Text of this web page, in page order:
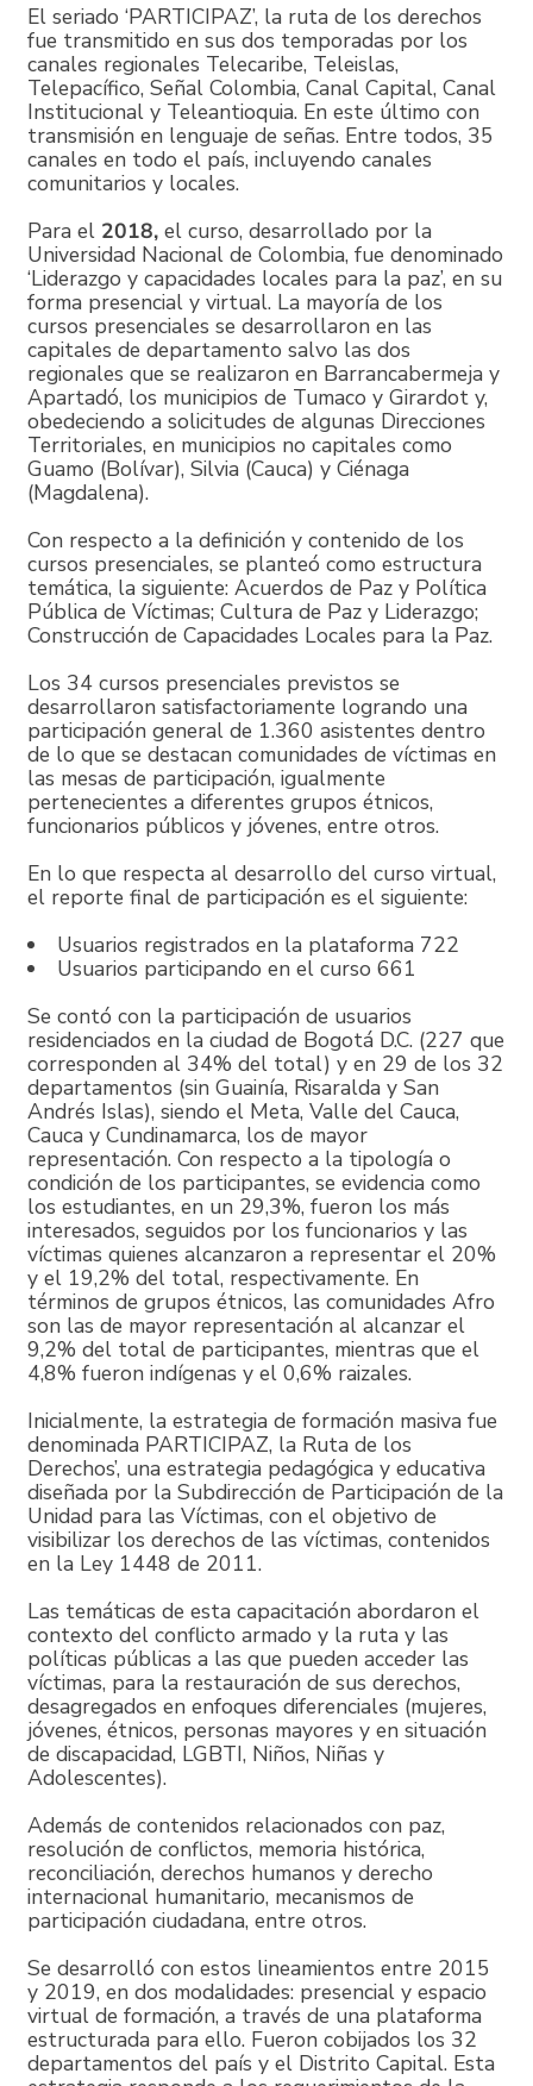
El seriado ‘PARTICIPAZ’, la ruta de los derechos
fue transmitido en sus dos temporadas por los
canales regionales Telecaribe, Teleislas,
Telepacífico, Señal Colombia, Canal Capital, Canal
Institucional y Teleantioquia. En este último con
transmisión en lenguaje de señas. Entre todos, 35
canales en todo el país, incluyendo canales
comunitarios y locales.
Para el 2018, el curso, desarrollado por la
Universidad Nacional de Colombia, fue denominado
‘Liderazgo y capacidades locales para la paz’, en su
forma presencial y virtual. La mayoría de los
cursos presenciales se desarrollaron en las
capitales de departamento salvo las dos
regionales que se realizaron en Barrancabermeja y
Apartadó, los municipios de Tumaco y Girardot y,
obedeciendo a solicitudes de algunas Direcciones
Territoriales, en municipios no capitales como
Guamo (Bolívar), Silvia (Cauca) y Ciénaga
(Magdalena).
Con respecto a la definición y contenido de los
cursos presenciales, se planteó como estructura
temática, la siguiente: Acuerdos de Paz y Política
Pública de Víctimas; Cultura de Paz y Liderazgo;
Construcción de Capacidades Locales para la Paz.
Los 34 cursos presenciales previstos se
desarrollaron satisfactoriamente logrando una
participación general de 1.360 asistentes dentro
de lo que se destacan comunidades de víctimas en
las mesas de participación, igualmente
pertenecientes a diferentes grupos étnicos,
funcionarios públicos y jóvenes, entre otros.
En lo que respecta al desarrollo del curso virtual,
el reporte final de participación es el siguiente:
Usuarios registrados en la plataforma 722
Usuarios participando en el curso 661
Se contó con la participación de usuarios
residenciados en la ciudad de Bogotá D.C. (227 que
corresponden al 34% del total) y en 29 de los 32
departamentos (sin Guainía, Risaralda y San
Andrés Islas), siendo el Meta, Valle del Cauca,
Cauca y Cundinamarca, los de mayor
representación. Con respecto a la tipología o
condición de los participantes, se evidencia como
los estudiantes, en un 29,3%, fueron los más
interesados, seguidos por los funcionarios y las
víctimas quienes alcanzaron a representar el 20%
y el 19,2% del total, respectivamente. En
términos de grupos étnicos, las comunidades Afro
son las de mayor representación al alcanzar el
9,2% del total de participantes, mientras que el
4,8% fueron indígenas y el 0,6% raizales.
Inicialmente, la estrategia de formación masiva fue
denominada PARTICIPAZ, la Ruta de los
Derechos’, una estrategia pedagógica y educativa
diseñada por la Subdirección de Participación de la
Unidad para las Víctimas, con el objetivo de
visibilizar los derechos de las víctimas, contenidos
en la Ley 1448 de 2011.
Las temáticas de esta capacitación abordaron el
contexto del conflicto armado y la ruta y las
políticas públicas a las que pueden acceder las
víctimas, para la restauración de sus derechos,
desagregados en enfoques diferenciales (mujeres,
jóvenes, étnicos, personas mayores y en situación
de discapacidad, LGBTI, Niños, Niñas y
Adolescentes).
Además de contenidos relacionados con paz,
resolución de conflictos, memoria histórica,
reconciliación, derechos humanos y derecho
internacional humanitario, mecanismos de
participación ciudadana, entre otros.
Se desarrolló con estos lineamientos entre 2015
y 2019, en dos modalidades: presencial y espacio
virtual de formación, a través de una plataforma
estructurada para ello. Fueron cobijados los 32
departamentos del país y el Distrito Capital. Esta